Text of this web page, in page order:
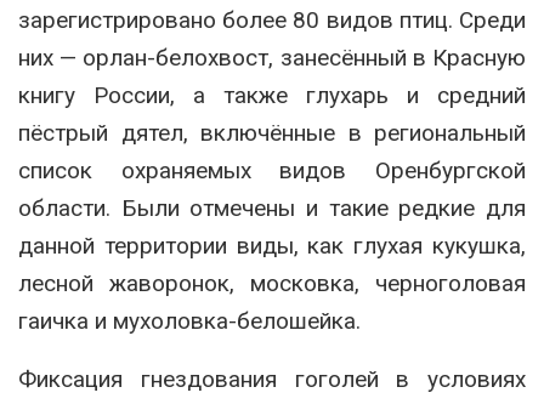
зарегистрировано более 80 видов птиц. Среди
них — орлан-белохвост, занесённый в Красную
книгу России, а также глухарь и средний
пёстрый дятел, включённые в региональный
список охраняемых видов Оренбургской
области. Были отмечены и такие редкие для
данной территории виды, как глухая кукушка,
лесной жаворонок, московка, черноголовая
гаичка и мухоловка-белошейка.
Фиксация гнездования гоголей в условиях